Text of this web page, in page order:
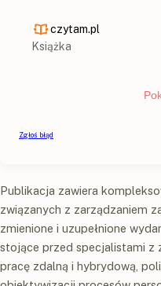
Publikacja zawiera
związanych z zarządzaniem
zmienione i uzupełnione
stojące przed specjalistami z
pracę zdalną i hybrydową,